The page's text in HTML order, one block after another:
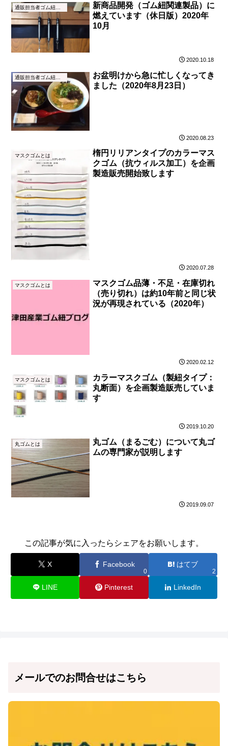
新商品開発（ゴム紐関連製品）に
燃えています（休日版）2020年
10月
2020.10.18
通販担当者ゴム紐ブログ
お盆明けから急に忙しくなってき
ました（2020年8月23日）
2020.08.23
マスクゴムとは
楕円リリアンタイプのカラーマス
クゴム（抗ウィルス加工）を企画
製造販売開始致します
2020.07.28
マスクゴムとは
マスクゴム品薄・不足・在庫切れ
（売り切れ）は約10年前と同じ状
況が再現されている（2020年）
2020.02.12
マスクゴムとは
カラーマスクゴム（製紐タイプ：
丸断面）を企画製造販売していま
す
2019.10.20
丸ゴムとは
丸ゴム（まるごむ）について丸ゴ
ムの専門家が説明します
2019.09.07
この記事が気に入ったらシェアをお願いします。
X Facebook
0
はてブ
2
LINE Pinterest LinkedIn
メールでのお問合せはこちら